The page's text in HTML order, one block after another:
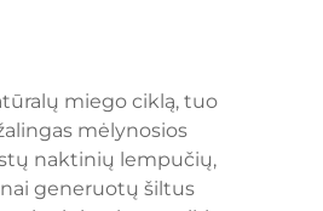
miego ciklą, tuo
mėlynosios
naktinių lempučių,
generuotų šiltus